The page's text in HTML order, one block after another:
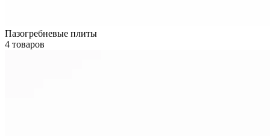
Пазогребневые плиты
4 товаров